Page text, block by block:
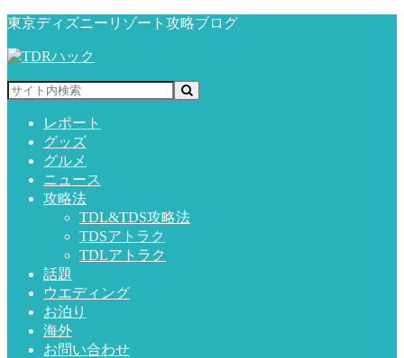
東京ディズニーリゾート攻略ブログ
レポート
グッズ
グルメ
ニュース
攻略法
TDL&TDS攻略法
TDSアトラク
TDLアトラク
話題
ウエディング
お泊り
海外
お問い合わせ